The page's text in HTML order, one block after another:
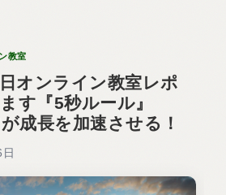
教室
オンライン教室レポ
す『5秒ルール』
成長を加速させる！